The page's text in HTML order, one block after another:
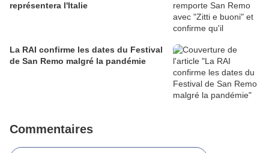
représentera l'Italie
La RAI confirme les dates du Festival
de San Remo malgré la pandémie
Commentaires